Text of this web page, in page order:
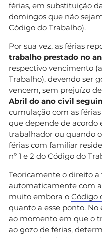
férias, em substituição
domingos que não sejam
Código do Trabalho).
Por sua vez, as férias
trabalho prestado no
respectivo vencimento
Trabalho), devendo ser
vencem, sem prejuízo
Abril do ano civil
cumulação com as
que depende de acordo
trabalhador ou quando
férias com familiar
nº 1 e 2 do Código do
Teoricamente o direito a
automaticamente com
muito embora o Código
quanto a esse ponto.
ao momento em que o
ao gozo de férias,